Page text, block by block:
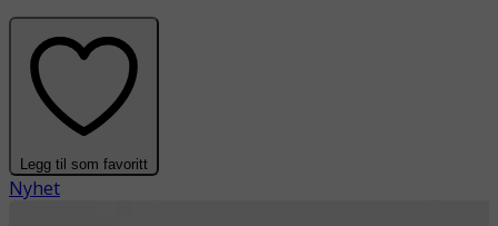
Legg til som favoritt
Nyhet